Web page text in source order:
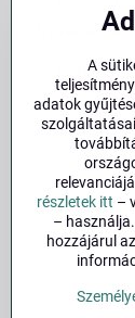
Nyitvatartás:
Szombat:
Vasárnap:
Bolt
A
adatok
részletek itt –
–
hozzájárul